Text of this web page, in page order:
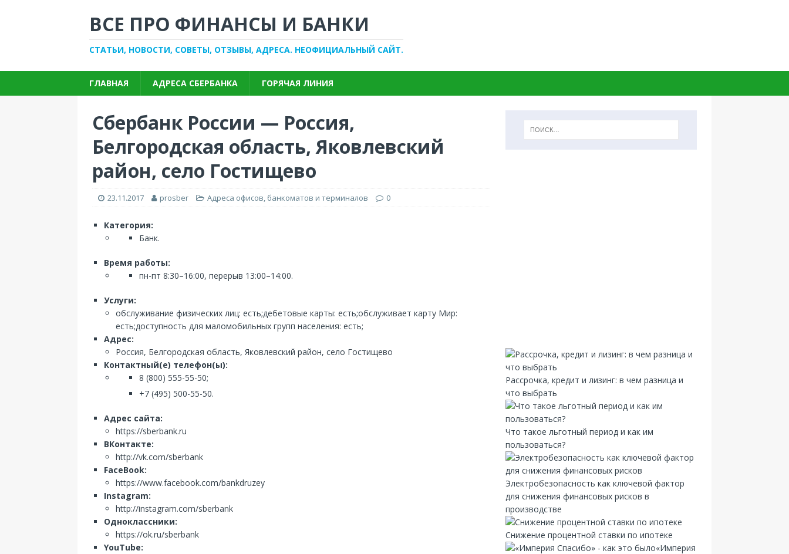
ВСЕ ПРО ФИНАНСЫ И БАНКИ
СТАТЬИ, НОВОСТИ, СОВЕТЫ, ОТЗЫВЫ, АДРЕСА. НЕОФИЦИАЛЬНЫЙ САЙТ.
ГЛАВНАЯ АДРЕСА СБЕРБАНКА ГОРЯЧАЯ ЛИНИЯ
Сбербанк России — Россия,
Белгородская область, Яковлевский
район, село Гостищево
23.11.2017 prosber Адреса офисов, банкоматов и терминалов 0
Категория:
Банк.
Время работы:
пн-пт 8:30–16:00, перерыв 13:00–14:00.
Услуги:
обслуживание физических лиц: есть;дебетовые карты: есть;обслуживает карту Мир:
есть;доступность для маломобильных групп населения: есть;
Адрес:
Россия, Белгородская область, Яковлевский район, село Гостищево
Контактный(е) телефон(ы):
8 (800) 555-55-50;
+7 (495) 500-55-50.
Адрес сайта:
https://sberbank.ru
ВКонтакте:
http://vk.com/sberbank
FaceBook:
https://www.facebook.com/bankdruzey
Instagram:
http://instagram.com/sberbank
Одноклассники:
https://ok.ru/sberbank
YouTube:
Рассрочка, кредит и лизинг: в чем разница и
что выбрать
Что такое льготный период и как им
пользоваться?
Электробезопасность как ключевой фактор
для снижения финансовых рисков в
производстве
Снижение процентной ставки по ипотеке
«Империя